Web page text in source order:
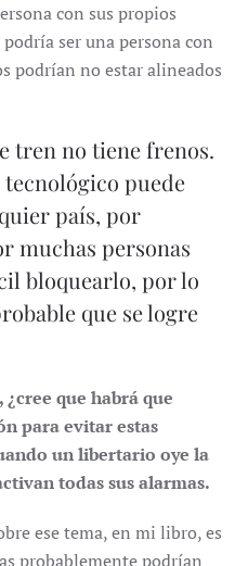
con sus propios
ser una persona con
podrían no estar alineados
tren no tiene frenos.
puede
país, por
muchas personas
bloquearlo, por lo
que se logre
¿cree que habrá que
para evitar estas
un libertario oye la
todas sus alarmas.
ese tema, en mi libro, es
probablemente podrían